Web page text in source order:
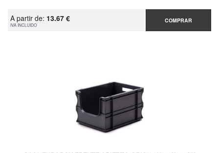
A partir de: 13.67 €
IVA INCLUIDO
COMPRAR